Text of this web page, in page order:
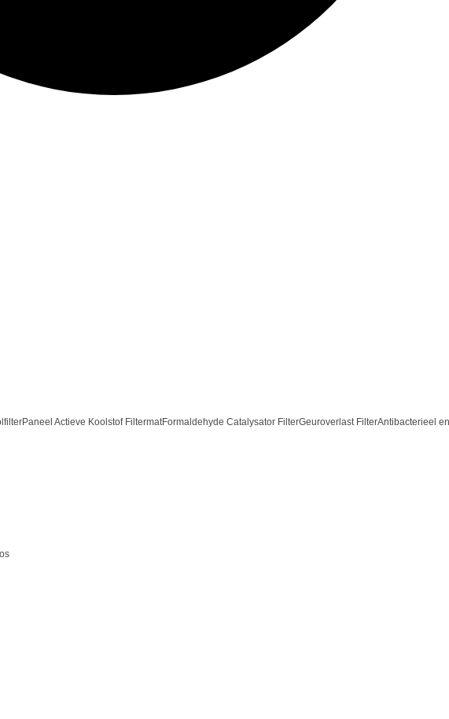
Paneel Actieve Koolstof FiltermatFormaldehyde Catalysator FilterGeuroverlast FilterAntibacterieel